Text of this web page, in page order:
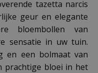
tazetta narcis
geur en elegante
bloembollen van
sensatie in uw tuin.
en een bolmaat van
prachtige bloei in het